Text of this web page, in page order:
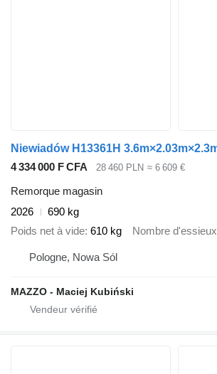
4 334 000 F CFA 28 460 PLN ≈ 6 609 €
Remorque magasin
2026
690 kg
Poids net à vide 610 kg Nombre d'essieux
Pologne, Nowa Sól
MAZZO - Maciej Kubiński